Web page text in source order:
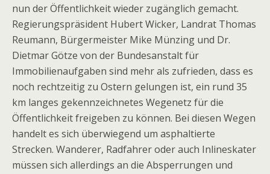
nun der Öffentlichkeit wieder zugänglich gemacht.
Regierungspräsident Hubert Wicker, Landrat Thomas
Reumann, Bürgermeister Mike Münzing und Dr.
Dietmar Götze von der Bundesanstalt für
Immobilienaufgaben sind mehr als zufrieden, dass es
noch rechtzeitig zu Ostern gelungen ist, ein rund 35
km langes gekennzeichnetes Wegenetz für die
Öffentlichkeit freigeben zu können. Bei diesen Wegen
handelt es sich überwiegend um asphaltierte
Strecken. Wanderer, Radfahrer oder auch Inlineskater
müssen sich allerdings an die Absperrungen und